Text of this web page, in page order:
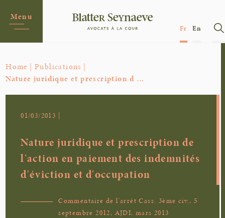
Menu
Fr En
Home | Publications |
Nature juridique et prescription d …
01/03/2013 |
Nature juridique et prescription de
l'action en paiement des indemnités
d'éviction et d'occupation
Commentaire de l'arrêt Cass. 3ème civ., 5
septembre 2012, AJDI, mars 2013